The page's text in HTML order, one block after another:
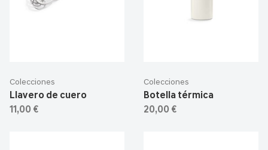
Colecciones
Llavero de cuero
11,00 €
Colecciones
Botella térmica
20,00 €